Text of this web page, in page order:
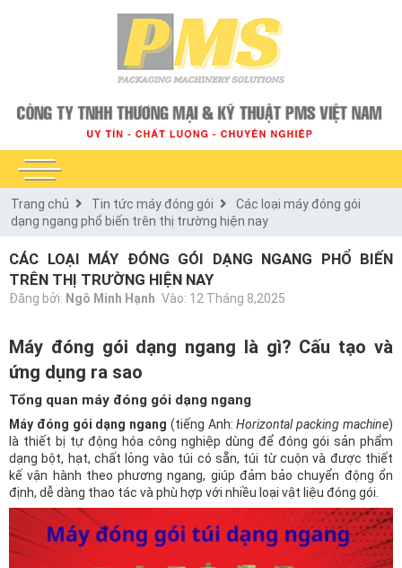
Trang chủ Tin tức máy đóng gói
Các loại máy đóng gói
dạng ngang phổ biến trên thị trường hiện nay
CÁC LOẠI MÁY ĐÓNG GÓI DẠNG NGANG PHỔ BIẾN
TRÊN THỊ TRƯỜNG HIỆN NAY
Đăng bởi: Ngô Minh Hạnh Vào: 12 Tháng 8,2025
Máy đóng gói dạng ngang là gì? Cấu tạo và
ứng dụng ra sao
Tổng quan máy đóng gói dạng ngang
Máy đóng gói dạng ngang (tiếng Anh:Horizontal packing machine)
là thiết bị tự động hóa công nghiệp dùng để đóng gói sản phẩm
dạng bột, hạt, chất lỏng vào túi có sẵn, túi từ cuộn và được thiết
kế vận hành theo phương ngang, giúp đảm bảo chuyển động ổn
định, dễ dàng thao tác và phù hợp với nhiều loại vật liệu đóng gói.